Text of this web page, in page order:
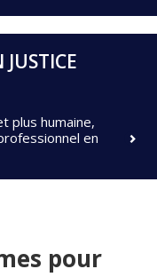
plus humaine,
en
pour